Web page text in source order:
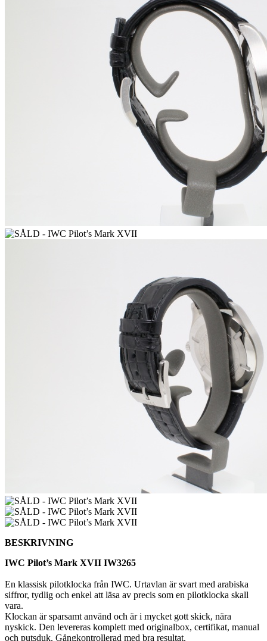
BESKRIVNING
IWC Pilot’s Mark XVII IW3265
En klassisk pilotklocka från IWC. Urtavlan är svart med arabiska
siffror, tydlig och enkel att läsa av precis som en pilotklocka skall
vara.
Klockan är sparsamt använd och är i mycket gott skick, nära
nyskick. Den levereras komplett med originalbox, certifikat, manual
och putsduk. Gångkontrollerad med bra resultat.